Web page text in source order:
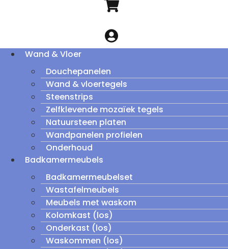
Wand & Vloer
Douchepanelen
Wand & vloertegels
Steenstrips
Zelfklevende mozaïek tegels
Natuursteen platen
Wandpanelen profielen
Onderhoud
Badkamermeubels
Badkamermeubelset
Wastafelmeubels
Meubels met waskom
Kolomkast (los)
Onderkast (los)
Waskommen (los)